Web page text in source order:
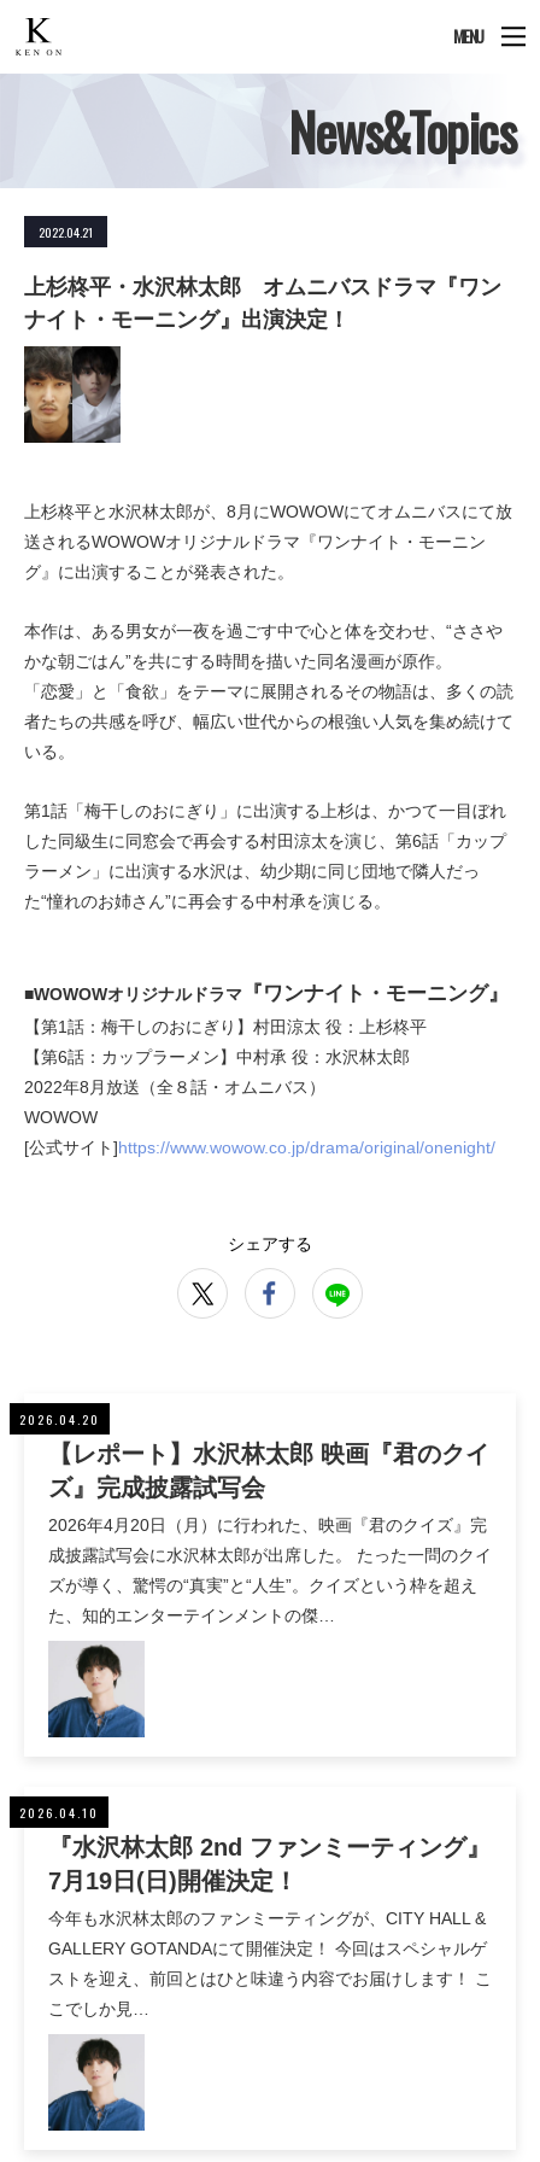
MENU
News&Topics
2022.04.21
上杉柊平・水沢林太郎 オムニバスドラマ『ワン
ナイト・モーニング』出演決定！
上杉柊平と水沢林太郎が、8月にWOWOWにてオムニバスにて放
送されるWOWOWオリジナルドラマ『ワンナイト・モーニン
グ』に出演することが発表された。
本作は、ある男女が一夜を過ごす中で心と体を交わせ、“ささや
かな朝ごはん”を共にする時間を描いた同名漫画が原作。
「恋愛」と「食欲」をテーマに展開されるその物語は、多くの読
者たちの共感を呼び、幅広い世代からの根強い人気を集め続けて
いる。
第1話「梅干しのおにぎり」に出演する上杉は、かつて一目ぼれ
した同級生に同窓会で再会する村田涼太を演じ、第6話「カップ
ラーメン」に出演する水沢は、幼少期に同じ団地で隣人だっ
た“憧れのお姉さん”に再会する中村承を演じる。
■WOWOWオリジナルドラマ 『ワンナイト・モーニング』
【第1話：梅干しのおにぎり】村田涼太 役：上杉柊平
【第6話：カップラーメン】中村承 役：水沢林太郎
2022年8月放送（全８話・オムニバス）
WOWOW
[公式サイト]https://www.wowow.co.jp/drama/original/onenight/
シェアする
2026.04.20
【レポート】水沢林太郎 映画『君のクイ
ズ』完成披露試写会
2026年4月20日（月）に行われた、映画『君のクイズ』完
成披露試写会に水沢林太郎が出席した。 たった一問のクイ
ズが導く、驚愕の“真実”と“人生”。クイズという枠を超え
た、知的エンターテインメントの傑…
2026.04.10
『水沢林太郎 2nd ファンミーティング』
7月19日(日)開催決定！
今年も水沢林太郎のファンミーティングが、CITY HALL &
GALLERY GOTANDAにて開催決定！ 今回はスペシャルゲ
ストを迎え、前回とはひと味違う内容でお届けします！ こ
こでしか見…